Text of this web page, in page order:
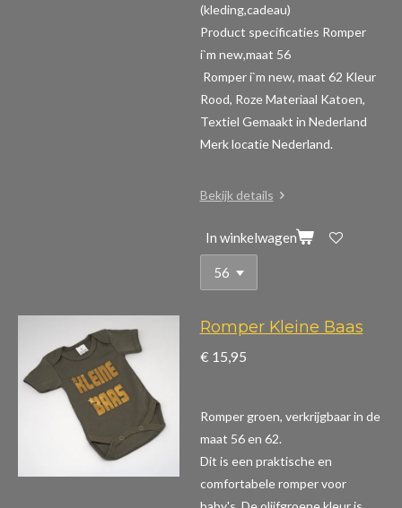
(kleding,cadeau)
Product specificaties Romper
i`m new,maat 56
Romper i`m new, maat 62 Kleur
Rood, Roze Materiaal Katoen,
Textiel Gemaakt in Nederland
Merk locatie Nederland.
Bekijk details
In winkelwagen
Romper Kleine Baas
€ 15,95
Romper groen, verkrijgbaar in de
maat 56 en 62.
Dit is een praktische en
comfortabele romper voor